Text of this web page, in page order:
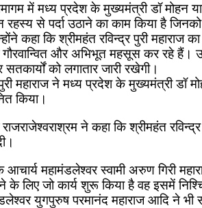
में मध्य प्रदेश के मुख्यमंत्री डॉ मोहन
से पर्दा उठाने का काम किया है
कहा कि श्रीमहंत रविन्द्र पुरी महाराज
और अभिभूत महसूस कर रहे
को लगातार जारी रखेगी।
पुरी महाराज ने मध्य प्रदेश के मुख्यमंत्री
किया।
राजराजेश्वराश्रम ने कहा कि श्रीमहंत
महामंडलेश्वर स्वामी अरुण गिरी
के लिए जो कार्य शुरू किया है वह इसमें
युगपुरुष परमानंद महाराज आदि ने भी